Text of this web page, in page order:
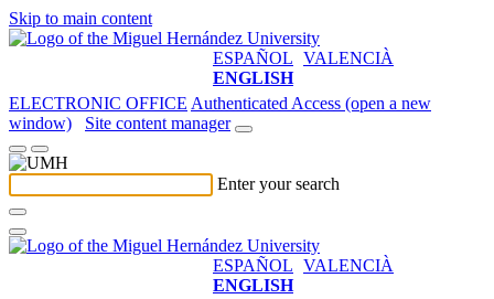
Skip to main content
ESPAÑOL VALENCIÀ
ENGLISH
ELECTRONIC OFFICE Authenticated Access (open a new
window)
Site content manager
Enter your search
ESPAÑOL VALENCIÀ
ENGLISH